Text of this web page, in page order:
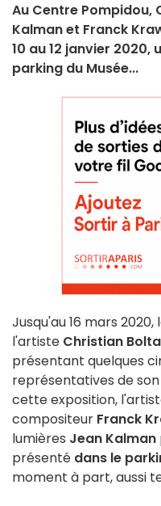
Au Centre Pompidou,
Kalman et Franck
10 au 12 janvier
parking du Musée...
Jusqu'au 16 mars
l'artiste Christian
présentant quelques
représentatives de
cette exposition,
compositeur Franck
lumières Jean Kalman
présenté dans le
moment à part, aussi